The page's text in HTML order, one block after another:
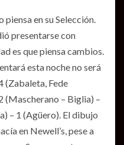
en su Selección.
presentarse con
es que piensa cambios.
esta noche no será
(Zabaleta, Fede
(Mascherano – Biglia) –
– 1 (Agüero). El dibujo
en Newell’s, pese a